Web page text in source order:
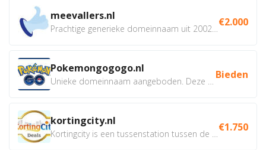
meevallers.nl €2.000
Pokemongogogo.nl Bieden
kortingcity.nl €1.750